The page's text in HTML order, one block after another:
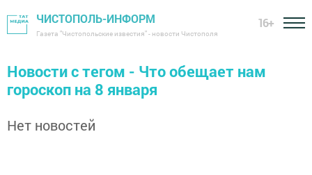
ЧИСТОПОЛЬ-ИНФОРМ
Газета "Чистопольские известия" - новости Чистополя
16+
Новости с тегом - Что обещает нам
гороскоп на 8 января
Нет новостей